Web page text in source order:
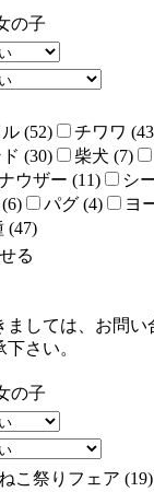
の子
(52)
チワワ
(30)
柴犬 (7)
ウザー (11)
シ
パグ (4)
ヨ
(47)
る
ましては、お問い
さい。
の子
こ祭りフェア (19)